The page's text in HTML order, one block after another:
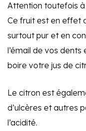
Attention toutefois
Ce fruit est en effet
surtout pur et en
l’émail de vos
boire votre jus de
Le citron est
d’ulcères et autres
l’acidité.